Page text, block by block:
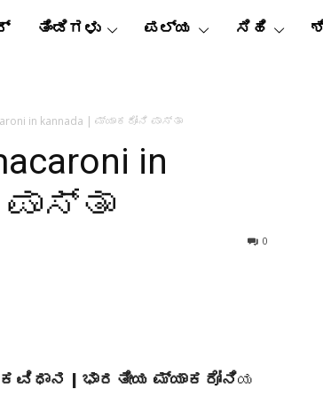
ತಿಂಡಿಗಳು ಪಲ್ಯ ಸಿಹಿ
in kannada | ಮ್ಯಾಕರೋನಿ ಪಾಸ್ತಾ
in
0
| ಭಾರತೀಯ ಮ್ಯಾಕರೋನಿಯ